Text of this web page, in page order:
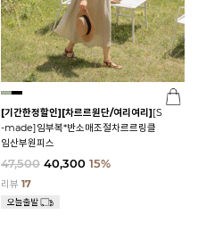
[기간한정할인][차르르원단/여리여리][S
-made]임부복*반소매조절차르르링클
임산부원피스
47,500 40,300 15%
리뷰 17